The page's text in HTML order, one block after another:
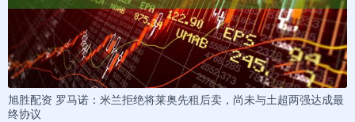
旭胜配资 罗马诺：米兰拒绝将莱奥先租后卖，尚未与土超两强达成最
终协议